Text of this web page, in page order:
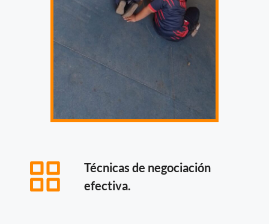
Técnicas de negociación
efectiva.